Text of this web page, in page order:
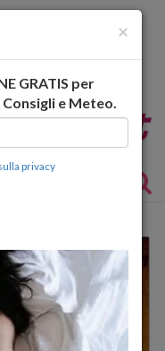
×
GRATIS per
e Meteo.
privacy